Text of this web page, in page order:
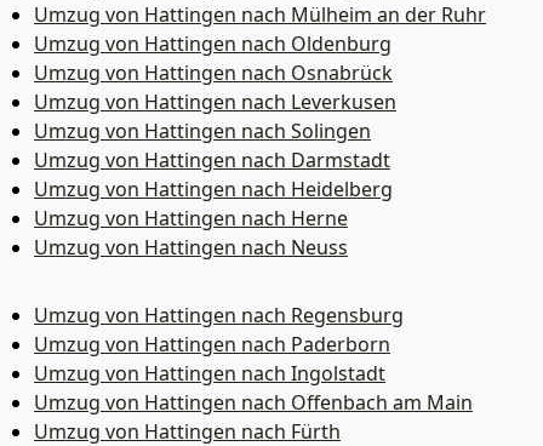
Umzug von Hattingen nach Mülheim an der Ruhr
Umzug von Hattingen nach Oldenburg
Umzug von Hattingen nach Osnabrück
Umzug von Hattingen nach Leverkusen
Umzug von Hattingen nach Solingen
Umzug von Hattingen nach Darmstadt
Umzug von Hattingen nach Heidelberg
Umzug von Hattingen nach Herne
Umzug von Hattingen nach Neuss
Umzug von Hattingen nach Regensburg
Umzug von Hattingen nach Paderborn
Umzug von Hattingen nach Ingolstadt
Umzug von Hattingen nach Offenbach am Main
Umzug von Hattingen nach Fürth